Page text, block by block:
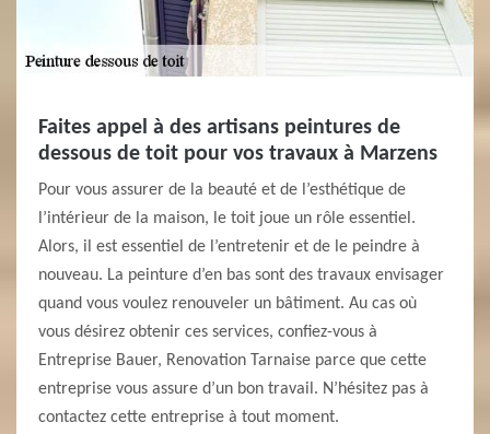
Faites appel à des artisans peintures de
dessous de toit pour vos travaux à Marzens
Pour vous assurer de la beauté et de l’esthétique de
l’intérieur de la maison, le toit joue un rôle essentiel.
Alors, il est essentiel de l’entretenir et de le peindre à
nouveau. La peinture d’en bas sont des travaux envisager
quand vous voulez renouveler un bâtiment. Au cas où
vous désirez obtenir ces services, confiez-vous à
Entreprise Bauer, Renovation Tarnaise parce que cette
entreprise vous assure d’un bon travail. N’hésitez pas à
contactez cette entreprise à tout moment.